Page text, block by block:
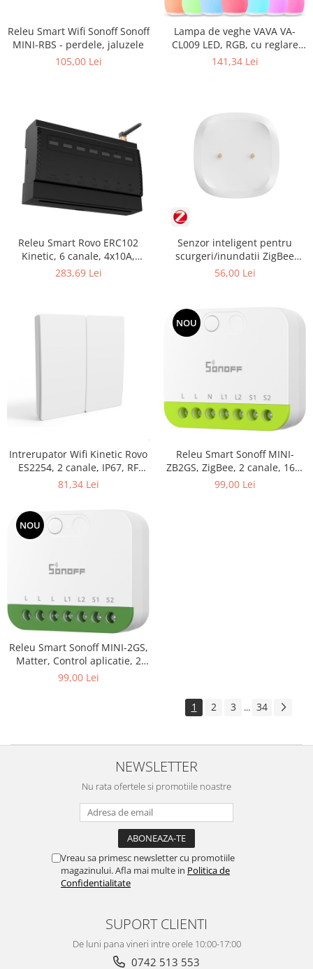
Releu Smart Wifi Sonoff Sonoff
MINI-RBS - perdele, jaluzele
105,00 Lei
Lampa de veghe VAVA VA-
CL009 LED, RGB, cu reglare
touch a Intensitatii, lumina
141,34 Lei
Releu Smart Rovo ERC102
Kinetic, 6 canale, 4x10A,
2x16A WiFi + RF433, Tuya
283,69 Lei
Senzor inteligent pentru
scurgeri/inundatii ZigBee
SONOFF SNZB-05P
56,00 Lei
Intrerupator Wifi Kinetic Rovo
ES2254, 2 canale, IP67, RF
433MHz, cu revenire
81,34 Lei
NOU
Releu Smart Sonoff MINI-
ZB2GS, ZigBee, 2 canale, 16A,
Alb
99,00 Lei
NOU
Releu Smart Sonoff MINI-2GS,
Matter, Control aplicatie, 2
canale, 16A, WiFI, Alb
99,00 Lei
1 2 3 ... 34
NEWSLETTER
Nu rata ofertele si promotiile noastre
Vreau sa primesc newsletter cu promotiile
magazinului. Afla mai multe in Politica de
Confidentialitate
SUPORT CLIENTI
De luni pana vineri intre orele 10:00-17:00
0742 513 553